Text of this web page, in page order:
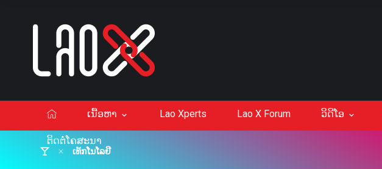
ເນື້ອຫາ Lao Xperts Lao X Forum ວິດີໂອ
ຕິດຕໍ່ໂຄສະນາ
ເທັກໂນໂລຢີ